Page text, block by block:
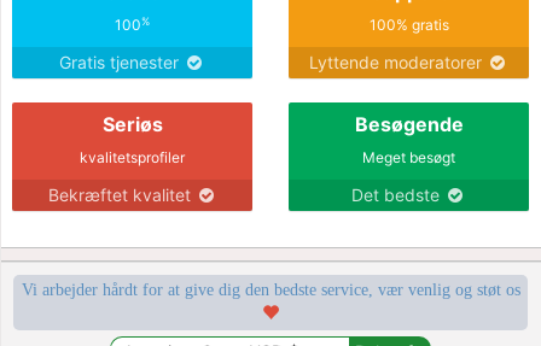
100%
Gratis tjenester
100% gratis
Lyttende moderatorer
Seriøs
kvalitetsprofiler
Bekræftet kvalitet
Besøgende
Meget besøgt
Det bedste
Vi arbejder hårdt for at give dig den bedste service, vær venlig og støt os